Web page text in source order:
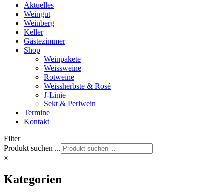
Aktuelles
Weingut
Weinberg
Keller
Gästezimmer
Shop
Weinpakete
Weissweine
Rotweine
Weissherbste & Rosé
J-Linie
Sekt & Perlwein
Termine
Kontakt
Filter
Produkt suchen ...
×
Kategorien